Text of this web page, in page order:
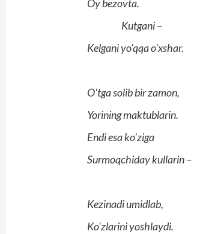
Oy bezovta.
Kutgani –
Kelgani yo'qqa o'xshar.
O'tga solib bir zamon,
Yorining maktublarin.
Endi esa ko'ziga
Surmoqchiday kullarin –
Kezinadi umidlab,
Ko'zlarini yoshlaydi.